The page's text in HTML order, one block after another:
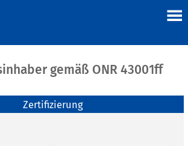
gemäß ONR 43001ff
Zertifizierung